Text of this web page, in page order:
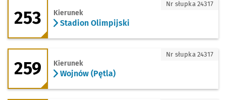
253 - kierunek Stadion Olimpijski
253 Kierunek
Stadion Olimpijski
Nr słupka 24317
259 - kierunek Wojnów (Pętla)
259 Kierunek
Wojnów (Pętla)
Nr słupka 24317